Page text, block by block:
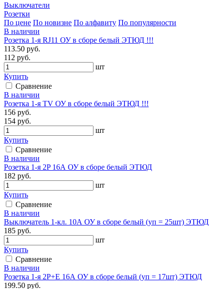
Выключатели
Розетки
По цене По новизне По алфавиту По популярности
В наличии
Розетка 1-я RJ11 ОУ в сборе белый ЭТЮД !!!
113.50 руб.
112 руб.
шт
Купить
Сравнение
В наличии
Розетка 1-я ТV ОУ в сборе белый ЭТЮД !!!
156 руб.
154 руб.
шт
Купить
Сравнение
В наличии
Розетка 1-я 2P 16А ОУ в сборе белый ЭТЮД
182 руб.
шт
Купить
Сравнение
В наличии
Выключатель 1-кл. 10А ОУ в сборе белый (уп = 25шт) ЭТЮД
185 руб.
шт
Купить
Сравнение
В наличии
Розетка 1-я 2P+E 16А ОУ в сборе белый (уп = 17шт) ЭТЮД
199.50 руб.